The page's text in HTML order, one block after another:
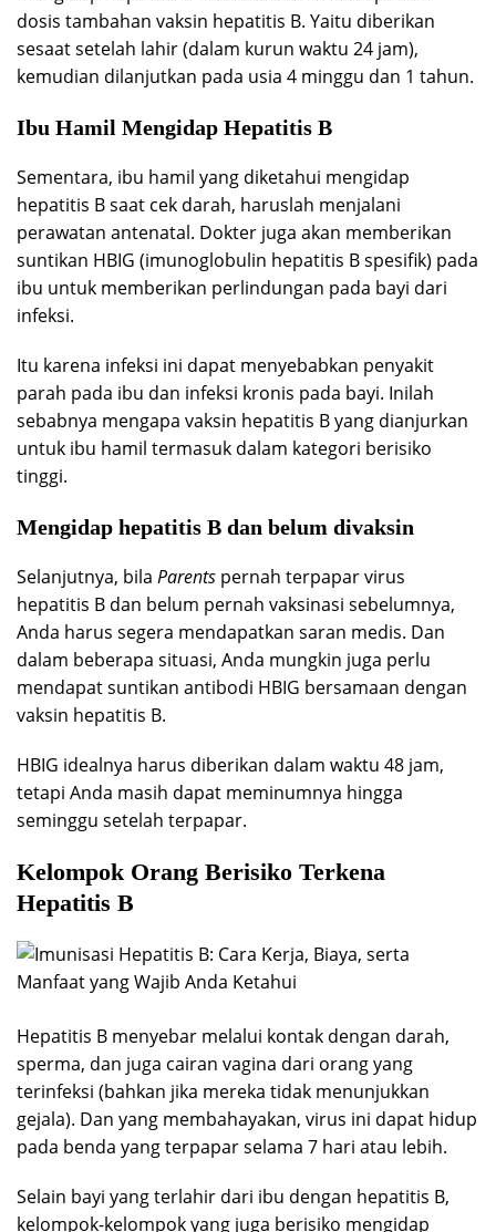
dosis tambahan vaksin hepatitis B. Yaitu diberikan
sesaat setelah lahir (dalam kurun waktu 24 jam),
kemudian dilanjutkan pada usia 4 minggu dan 1 tahun.
Ibu Hamil Mengidap Hepatitis B
Sementara, ibu hamil yang diketahui mengidap
hepatitis B saat cek darah, haruslah menjalani
perawatan antenatal. Dokter juga akan memberikan
suntikan HBIG (imunoglobulin hepatitis B spesifik) pada
ibu untuk memberikan perlindungan pada bayi dari
infeksi.
Itu karena infeksi ini dapat menyebabkan penyakit
parah pada ibu dan infeksi kronis pada bayi. Inilah
sebabnya mengapa vaksin hepatitis B yang dianjurkan
untuk ibu hamil termasuk dalam kategori berisiko
tinggi.
Mengidap hepatitis B dan belum divaksin
Selanjutnya, bila Parents pernah terpapar virus
hepatitis B dan belum pernah vaksinasi sebelumnya,
Anda harus segera mendapatkan saran medis. Dan
dalam beberapa situasi, Anda mungkin juga perlu
mendapat suntikan antibodi HBIG bersamaan dengan
vaksin hepatitis B.
HBIG idealnya harus diberikan dalam waktu 48 jam,
tetapi Anda masih dapat meminumnya hingga
seminggu setelah terpapar.
Kelompok Orang Berisiko Terkena
Hepatitis B
Hepatitis B menyebar melalui kontak dengan darah,
sperma, dan juga cairan vagina dari orang yang
terinfeksi (bahkan jika mereka tidak menunjukkan
gejala). Dan yang membahayakan, virus ini dapat hidup
pada benda yang terpapar selama 7 hari atau lebih.
Selain bayi yang terlahir dari ibu dengan hepatitis B,
kelompok-kelompok yang juga berisiko mengidap